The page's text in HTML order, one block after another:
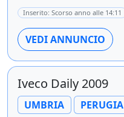
Inserito: Scorso anno alle 14:11
VEDI ANNUNCIO
Iveco Daily 2009
UMBRIA PERUGIA